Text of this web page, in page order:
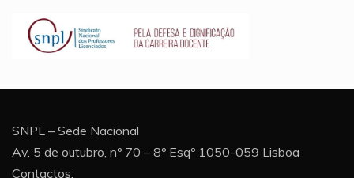
SNPL – Sede Nacional
Av. 5 de outubro, nº 70 – 8º Esqº 1050-059 Lisboa
Contactos: